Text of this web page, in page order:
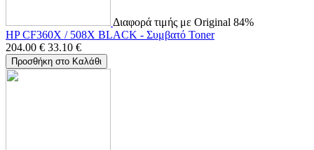
Διαφορά τιμής με Original 84%
HP CF360X / 508X BLACK - Συμβατό Toner
204.00 € 33.10 €
Προσθήκη στο Καλάθι